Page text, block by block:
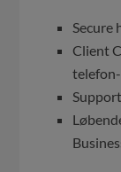
Secure
Client